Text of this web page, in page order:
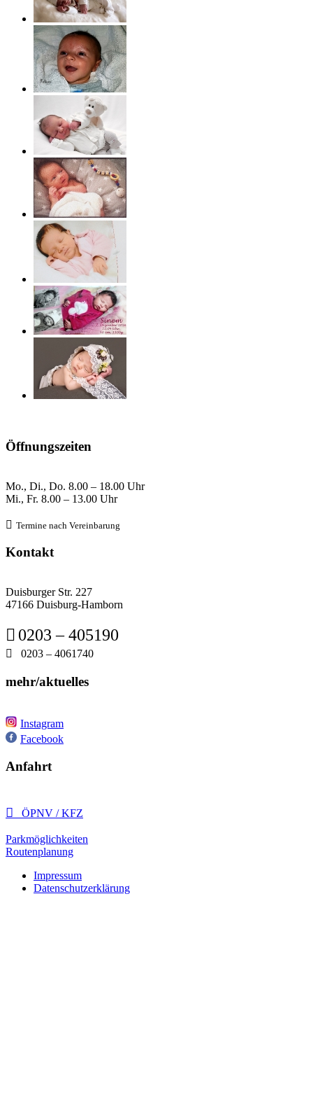
Öffnungszeiten
Mo., Di., Do. 8.00 – 18.00 Uhr
Mi., Fr. 8.00 – 13.00 Uhr
 Termine nach Vereinbarung
Kontakt
Duisburger Str. 227
47166 Duisburg-Hamborn
 0203 – 405190
 0203 – 4061740
mehr/aktuelles
Instagram
Facebook
Anfahrt
 ÖPNV / KFZ
Parkmöglichkeiten
Routenplanung
Impressum
Datenschutzerklärung